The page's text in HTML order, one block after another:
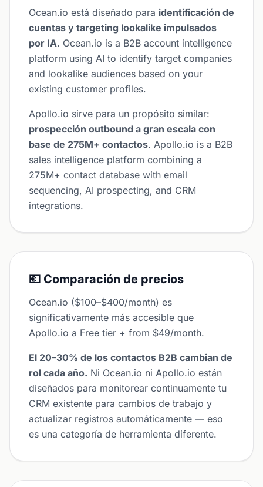
Ocean.io está diseñado para identificación de
cuentas y targeting lookalike impulsados
por IA. Ocean.io is a B2B account intelligence
platform using AI to identify target companies
and lookalike audiences based on your
existing customer profiles.
Apollo.io sirve para un propósito similar:
prospección outbound a gran escala con
base de 275M+ contactos. Apollo.io is a B2B
sales intelligence platform combining a
275M+ contact database with email
sequencing, AI prospecting, and CRM
integrations.
💶 Comparación de precios
Ocean.io ($100–$400/month) es
significativamente más accesible que
Apollo.io a Free tier + from $49/month.
El 20–30% de los contactos B2B cambian de
rol cada año. Ni Ocean.io ni Apollo.io están
diseñados para monitorear continuamente tu
CRM existente para cambios de trabajo y
actualizar registros automáticamente — eso
es una categoría de herramienta diferente.